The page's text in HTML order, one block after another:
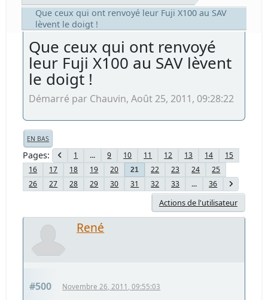
Que ceux qui ont renvoyé leur Fuji X100 au SAV
lèvent le doigt !
Que ceux qui ont renvoyé
leur Fuji X100 au SAV lèvent
le doigt !
Démarré par Chauvin, Août 25, 2011, 09:28:22
EN BAS
Pages 1 ... 9 10 11 12 13 14
15
16
17 18 19 20 21 22 23 24
25
26
27 28 29 30 31 32 33 ... 36
Actions de l'utilisateur
René
#500 Novembre 26, 2011, 09:55:03